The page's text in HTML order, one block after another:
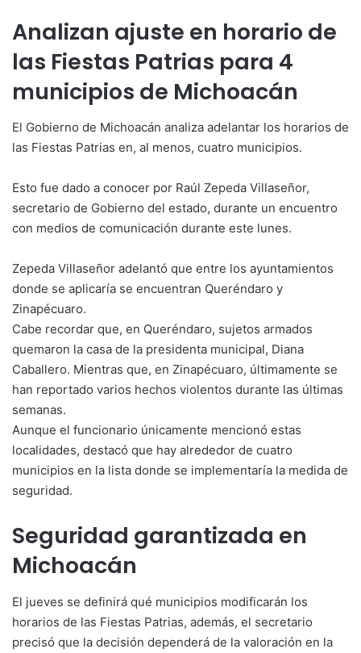
Analizan ajuste en horario de
las Fiestas Patrias para 4
municipios de Michoacán
El Gobierno de Michoacán analiza adelantar los horarios de
las Fiestas Patrias en, al menos, cuatro municipios.
Esto fue dado a conocer por Raúl Zepeda Villaseñor,
secretario de Gobierno del estado, durante un encuentro
con medios de comunicación durante este lunes.
Zepeda Villaseñor adelantó que entre los ayuntamientos
donde se aplicaría se encuentran Queréndaro y
Zinapécuaro.
Cabe recordar que, en Queréndaro, sujetos armados
quemaron la casa de la presidenta municipal, Diana
Caballero. Mientras que, en Zinapécuaro, últimamente se
han reportado varios hechos violentos durante las últimas
semanas.
Aunque el funcionario únicamente mencionó estas
localidades, destacó que hay alrededor de cuatro
municipios en la lista donde se implementaría la medida de
seguridad.
Seguridad garantizada en
Michoacán
El jueves se definirá qué municipios modificarán los
horarios de las Fiestas Patrias, además, el secretario
precisó que la decisión dependerá de la valoración en la